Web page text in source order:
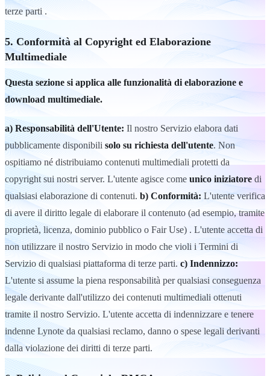
terze parti .
5. Conformità al Copyright ed Elaborazione
Multimediale
Questa sezione si applica alle funzionalità di elaborazione e
download multimediale.
a) Responsabilità dell'Utente: Il nostro Servizio elabora dati
pubblicamente disponibili solo su richiesta dell'utente. Non
ospitiamo né distribuiamo contenuti multimediali protetti da
copyright sui nostri server. L'utente agisce come unico iniziatore di
qualsiasi elaborazione di contenuti. b) Conformità: L'utente verifica
di avere il diritto legale di elaborare il contenuto (ad esempio, tramite
proprietà, licenza, dominio pubblico o Fair Use) . L'utente accetta di
non utilizzare il nostro Servizio in modo che violi i Termini di
Servizio di qualsiasi piattaforma di terze parti. c) Indennizzo:
L'utente si assume la piena responsabilità per qualsiasi conseguenza
legale derivante dall'utilizzo dei contenuti multimediali ottenuti
tramite il nostro Servizio. L'utente accetta di indennizzare e tenere
indenne Lynote da qualsiasi reclamo, danno o spese legali derivanti
dalla violazione dei diritti di terze parti.